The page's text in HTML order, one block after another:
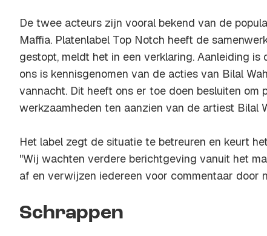
De twee acteurs zijn vooral bekend van de
Maffia. Platenlabel Top Notch heeft de
gestopt, meldt het in een verklaring. Aanleiding is
ons is kennisgenomen van de acties van Bilal
vannacht. Dit heeft ons er toe doen besluiten om
werkzaamheden ten aanzien van de artiest Bilal
Het label zegt de situatie te betreuren en keurt
"Wij wachten verdere berichtgeving vanuit het
af en verwijzen iedereen voor commentaar door
Schrappen